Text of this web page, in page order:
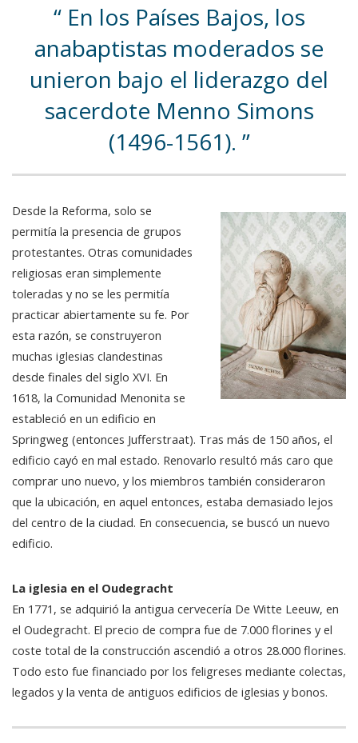
En los Países Bajos, los
anabaptistas moderados se
unieron bajo el liderazgo del
sacerdote Menno Simons
(1496-1561).
Desde la Reforma, solo se
permitía la presencia de grupos
protestantes. Otras comunidades
religiosas eran simplemente
toleradas y no se les permitía
practicar abiertamente su fe. Por
esta razón, se construyeron
muchas iglesias clandestinas
desde finales del siglo XVI. En
1618, la Comunidad Menonita se
estableció en un edificio en
Springweg (entonces Jufferstraat). Tras más de 150 años, el
edificio cayó en mal estado. Renovarlo resultó más caro que
comprar uno nuevo, y los miembros también consideraron
que la ubicación, en aquel entonces, estaba demasiado lejos
del centro de la ciudad. En consecuencia, se buscó un nuevo
edificio.
La iglesia en el Oudegracht
En 1771, se adquirió la antigua cervecería De Witte Leeuw, en
el Oudegracht. El precio de compra fue de 7.000 florines y el
coste total de la construcción ascendió a otros 28.000 florines.
Todo esto fue financiado por los feligreses mediante colectas,
legados y la venta de antiguos edificios de iglesias y bonos.